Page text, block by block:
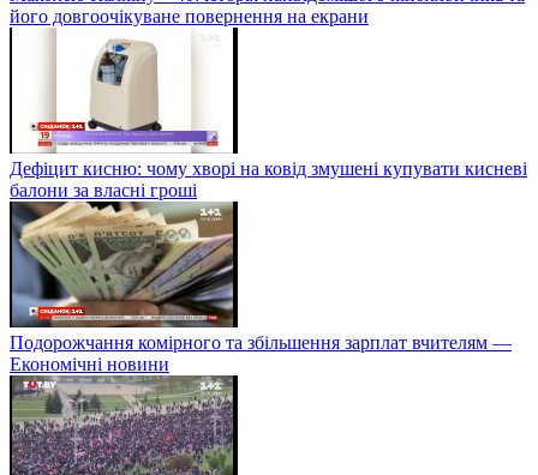
його довгоочікуване повернення на екрани
Дефіцит кисню: чому хворі на ковід змушені купувати кисневі
балони за власні гроші
Подорожчання комірного та збільшення зарплат вчителям —
Економічні новини